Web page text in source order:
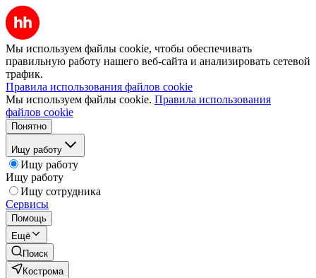
Мы используем файлы cookie, чтобы обеспечивать
правильную работу нашего веб-сайта и анализировать сетевой
трафик.
Правила использования файлов cookie
Мы используем файлы cookie. Правила использования
файлов cookie
Понятно
Ищу работу
Ищу работу
Ищу работу
Ищу сотрудника
Сервисы
Помощь
Ещё
Поиск
Кострома